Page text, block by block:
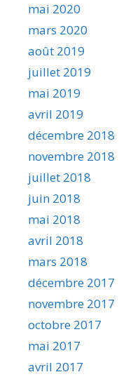
mai 2020
mars 2020
août 2019
juillet 2019
mai 2019
avril 2019
décembre 2018
novembre 2018
juillet 2018
juin 2018
mai 2018
avril 2018
mars 2018
décembre 2017
novembre 2017
octobre 2017
mai 2017
avril 2017